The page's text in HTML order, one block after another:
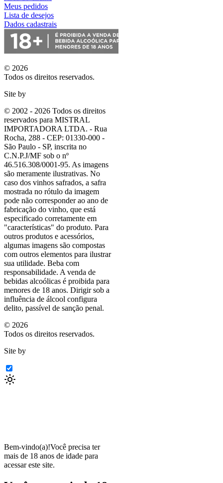
Meus pedidos
Lista de desejos
Dados cadastrais
© 2026
Todos os direitos reservados.
Site by
© 2002 - 2026 Todos os direitos
reservados para MISTRAL
IMPORTADORA LTDA. - Rua
Rocha, 288 - CEP: 01330-000 -
São Paulo - SP, inscrita no
C.N.P.J/MF sob o nº
46.516.308/0001-95. As imagens
são meramente ilustrativas. No
caso dos vinhos safrados, a safra
mostrada no rótulo da imagem
pode não corresponder ao ano de
fabricação do vinho, que está
especificado corretamente em
"características" do produto. Para
outros produtos e acessórios,
algumas imagens são compostas
com outros elementos para ilustrar
sua utilidade. Beba com
responsabilidade. A venda de
bebidas alcoólicas é proibida para
menores de 18 anos. Dirigir sob a
influência de álcool configura
delito, passível de sanção penal.
© 2026
Todos os direitos reservados.
Site by
Bem-vindo(a)!Você precisa ter
mais de 18 anos de idade para
acessar este site.